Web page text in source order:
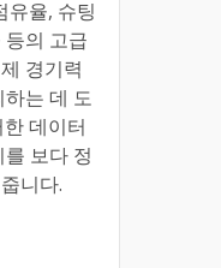
유율, 슈팅
의 고급
경기력
는 데 도
데이터
보다 정
니다.